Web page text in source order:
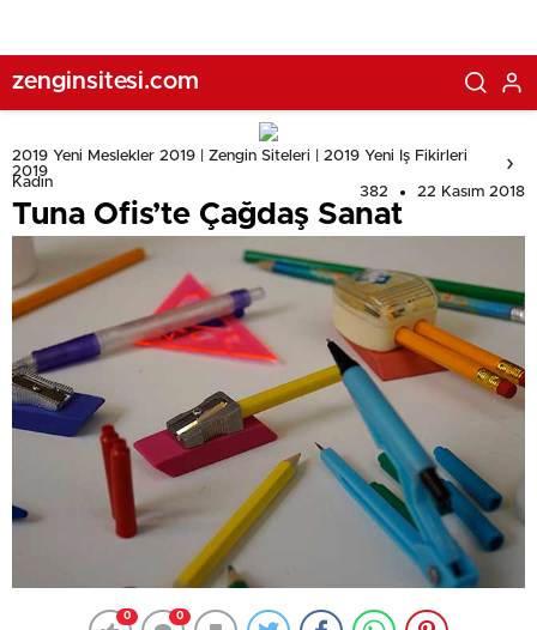
zenginsitesi.com
2019 Yeni Meslekler 2019 | Zengin Siteleri | 2019 Yeni Iş Fikirleri
2019
Kadın
382 22 Kasım 2018
Tuna Ofis’te Çağdaş Sanat
0 0